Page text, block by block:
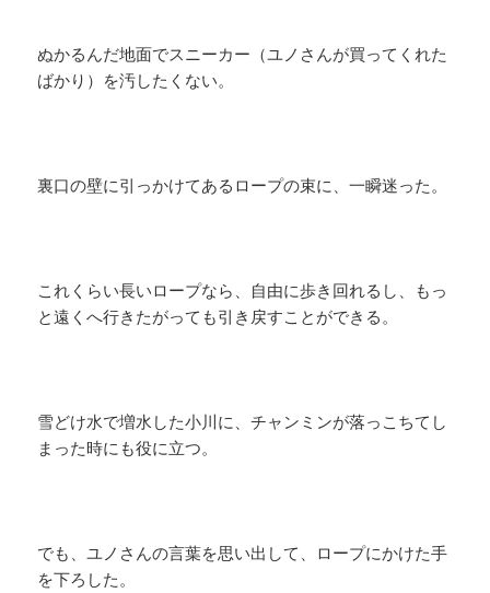
ぬかるんだ地面でスニーカー（ユノさんが買ってくれた
ばかり）を汚したくない。
裏口の壁に引っかけてあるロープの束に、一瞬迷った。
これくらい長いロープなら、自由に歩き回れるし、もっ
と遠くへ行きたがっても引き戻すことができる。
雪どけ水で増水した小川に、チャンミンが落っこちてし
まった時にも役に立つ。
でも、ユノさんの言葉を思い出して、ロープにかけた手
を下ろした。